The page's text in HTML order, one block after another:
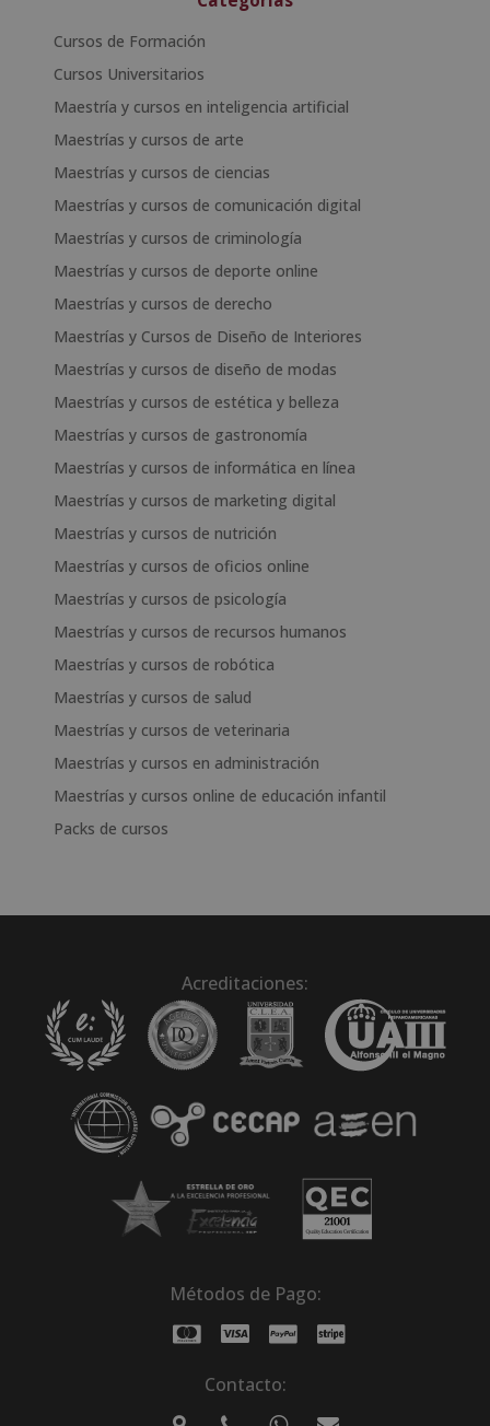
Cursos de Formación
Cursos Universitarios
Maestría y cursos en inteligencia artificial
Maestrías y cursos de arte
Maestrías y cursos de ciencias
Maestrías y cursos de comunicación digital
Maestrías y cursos de criminología
Maestrías y cursos de deporte online
Maestrías y cursos de derecho
Maestrías y Cursos de Diseño de Interiores
Maestrías y cursos de diseño de modas
Maestrías y cursos de estética y belleza
Maestrías y cursos de gastronomía
Maestrías y cursos de informática en línea
Maestrías y cursos de marketing digital
Maestrías y cursos de nutrición
Maestrías y cursos de oficios online
Maestrías y cursos de psicología
Maestrías y cursos de recursos humanos
Maestrías y cursos de robótica
Maestrías y cursos de salud
Maestrías y cursos de veterinaria
Maestrías y cursos en administración
Maestrías y cursos online de educación infantil
Packs de cursos
Acreditaciones:
Métodos de Pago:
Contacto: